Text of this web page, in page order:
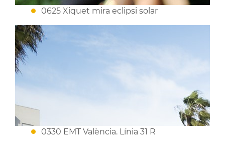
0625 Xiquet mira eclipsi solar
0330 EMT València. Línia 31 R